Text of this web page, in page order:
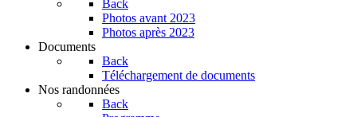
Back
Photos avant 2023
Photos après 2023
Documents
Back
Téléchargement de documents
Nos randonnées
Back